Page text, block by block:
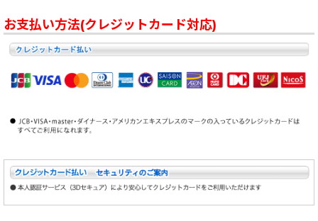
お支払い方法(クレジットカード対応)